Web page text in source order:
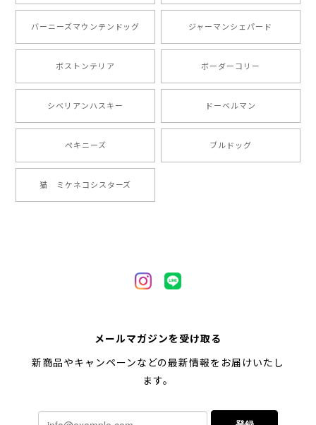
とても可愛かったです。６月にももが（17歳）で亡くな
りまして、元気な時の顔がそっくりだったので、注文し
ました。ありがとうございました。
2024/05/22
2024/05/04
2024/05/04
【 柴犬 毛色3色】マグカップ お家用 プレゼント コーギーブラザーズ 犬 うちの子
バーニーズマウンテンドッグ ジャーマンシェパード
ボストンテリア ボーダーコリー
シベリアンハスキー ドーベルマン
ペキニーズ ブルドッグ
猫 ミケネコシスターズ
メールマガジンを受け取る
新商品やキャンペーンなどの最新情報をお届けいたし
ます。